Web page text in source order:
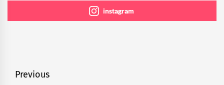
instagram
Navegación
Previous